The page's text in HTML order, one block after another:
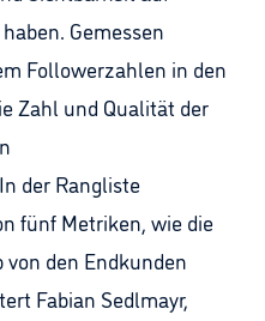
Gemessen
Followerzahlen in den
Zahl und Qualität der
der Rangliste
fünf Metriken, wie die
den Endkunden
Fabian Sedlmayr,